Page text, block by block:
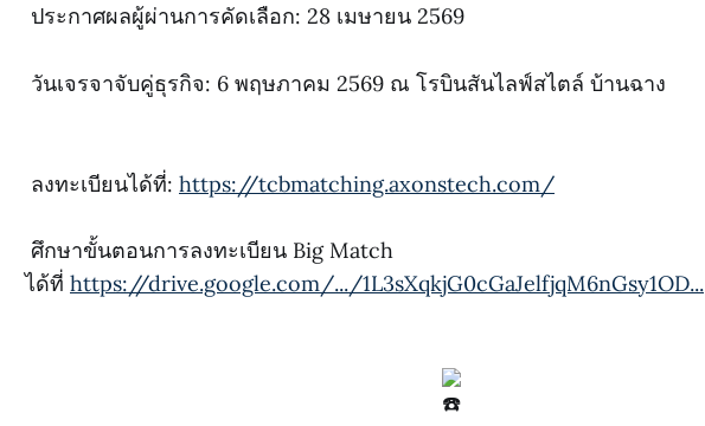
ประกาศผลผู้ผ่านการคัดเลือก: 28 เมษายน 2569
วันเจรจาจับคู่ธุรกิจ: 6 พฤษภาคม 2569 ณ โรบินสันไลฟ์สไตล์ บ้านฉาง
ลงทะเบียนได้ที่: https://tcbmatching.axonstech.com/
ศึกษาขั้นตอนการลงทะเบียน Big Match
ได้ที่ https://drive.google.com/.../1L3sXqkjG0cGaJelfjqM6nGsy1OD...